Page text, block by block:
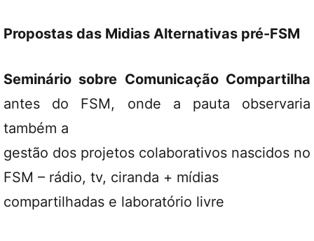
Propostas das Midias Alternativas pré-FSM
Seminário sobre Comunicação Compartilha
antes do FSM, onde a pauta observaria
também a
gestão dos projetos colaborativos nascidos no
FSM – rádio, tv, ciranda + mídias
compartilhadas e laboratório livre